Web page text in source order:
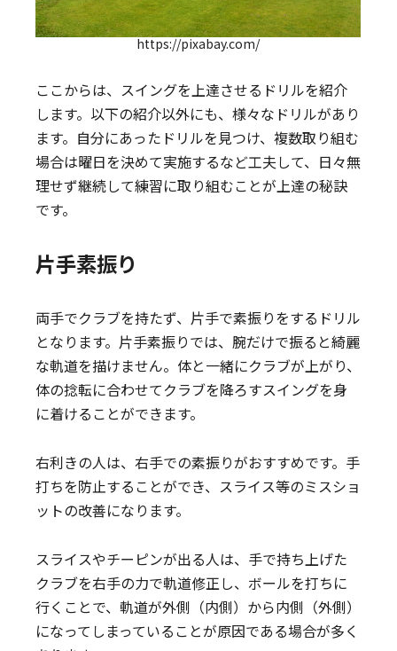
https://pixabay.com/
ここからは、スイングを上達させるドリルを紹介
します。以下の紹介以外にも、様々なドリルがあり
ます。自分にあったドリルを見つけ、複数取り組む
場合は曜日を決めて実施するなど工夫して、日々無
理せず継続して練習に取り組むことが上達の秘訣
です。
片手素振り
両手でクラブを持たず、片手で素振りをするドリル
となります。片手素振りでは、腕だけで振ると綺麗
な軌道を描けません。体と一緒にクラブが上がり、
体の捻転に合わせてクラブを降ろすスイングを身
に着けることができます。
右利きの人は、右手での素振りがおすすめです。手
打ちを防止することができ、スライス等のミスショ
ットの改善になります。
スライスやチーピンが出る人は、手で持ち上げた
クラブを右手の力で軌道修正し、ボールを打ちに
行くことで、軌道が外側（内側）から内側（外側）
になってしまっていることが原因である場合が多く